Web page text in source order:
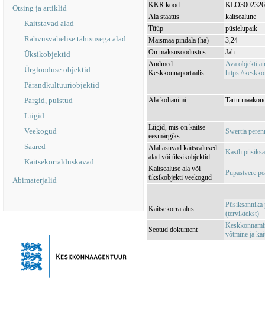
Otsing ja artiklid
Kaitstavad alad
Rahvusvahelise tähtsusega alad
Üksikobjektid
Ürglooduse objektid
Pärandkultuuriobjektid
Pargid, puistud
Liigid
Veekogud
Saared
Kaitsekorralduskavad
Abimaterjalid
KKR kood
KLO3002326
Ala staatus
kaitsealune
Tüüp
püsielupaik
Maismaa pindala (ha)
3,24
On maksusoodustus
Jah
Andmed
Keskkonnaportaalis:
Ava objekti
https://
Ala kohanimi Tartu
Liigid, mis on kaitse
eesmärgiks
Swertia
Alal asuvad kaitsealused
alad või üksikobjektid
Kastli
Kaitsealuse ala või
üksikobjekti veekogud
Pupastvere
Kaitsekorra alus
Püsiksannika
(terviktekst)
Seotud dokument
võtmine ja